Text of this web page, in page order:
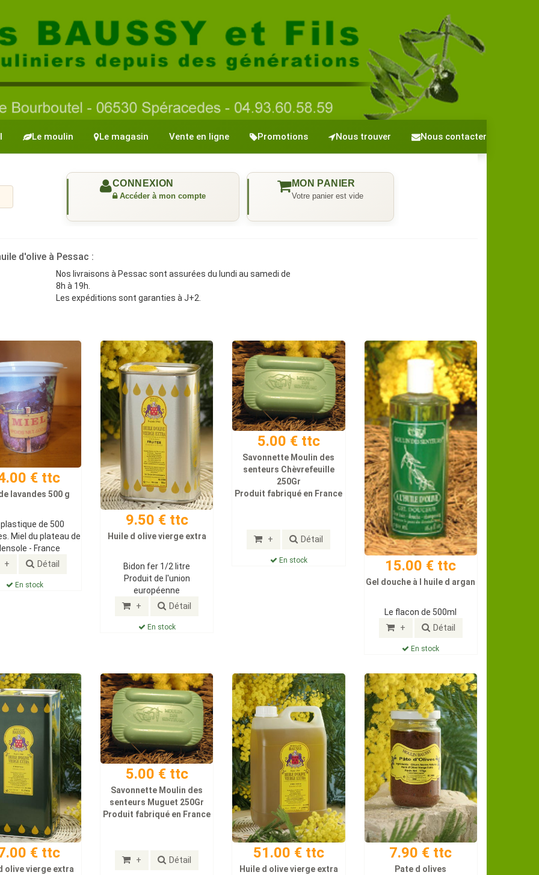
Le moulin Le magasin Vente en ligne Promotions Nous trouver Nous contacter
d'olive à Pessac :
Nos livraisons à Pessac sont assurées du lundi au samedi de
8h à 19h.
Les expéditions sont garanties à J+2.
€ ttc
lavandes 500 g
de 500
Miel du plateau de
- France
+ Détail
En stock
9.50 € ttc
Huile d olive vierge extra
Bidon fer 1/2 litre
Produit de l'union
européenne
+ Détail
En stock
5.00 € ttc
Savonnette Moulin des
senteurs Chèvrefeuille
250Gr
Produit fabriqué en France
+ Détail
En stock 15.00 € ttc
Gel douche à l huile d argan
Le flacon de 500ml
+ Détail
En stock
€ ttc
olive vierge extra
5.00 € ttc
Savonnette Moulin des
senteurs Muguet 250Gr
Produit fabriqué en France
+ Détail 51.00 € ttc
Huile d olive vierge extra
7.90 € ttc
Pate d olives